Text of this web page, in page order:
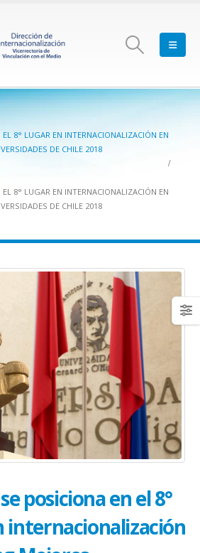
8° LUGAR EN INTERNACIONALIZACIÓN EN
DE CHILE 2018
8° LUGAR EN INTERNACIONALIZACIÓN EN
DE CHILE 2018
posiciona en el 8°
internacionalización